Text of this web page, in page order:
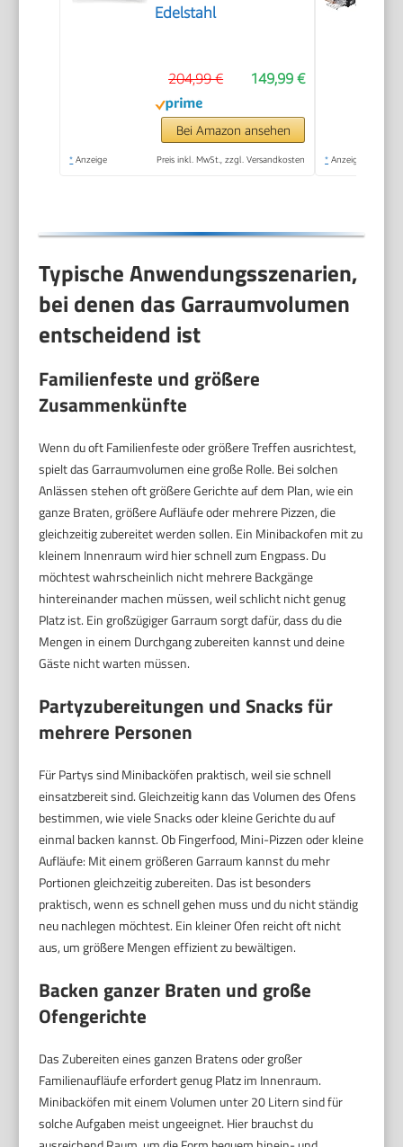
Edelstahl
149,99 €
204,99 €
Bei Amazon ansehen
* Anzeige Preis inkl. MwSt., zzgl. Versandkosten * Anzeige
Typische Anwendungsszenarien,
bei denen das Garraumvolumen
entscheidend ist
Familienfeste und größere
Zusammenkünfte
Wenn du oft Familienfeste oder größere Treffen ausrichtest,
spielt das Garraumvolumen eine große Rolle. Bei solchen
Anlässen stehen oft größere Gerichte auf dem Plan, wie ein
ganze Braten, größere Aufläufe oder mehrere Pizzen, die
gleichzeitig zubereitet werden sollen. Ein Minibackofen mit zu
kleinem Innenraum wird hier schnell zum Engpass. Du
möchtest wahrscheinlich nicht mehrere Backgänge
hintereinander machen müssen, weil schlicht nicht genug
Platz ist. Ein großzügiger Garraum sorgt dafür, dass du die
Mengen in einem Durchgang zubereiten kannst und deine
Gäste nicht warten müssen.
Partyzubereitungen und Snacks für
mehrere Personen
Für Partys sind Minibacköfen praktisch, weil sie schnell
einsatzbereit sind. Gleichzeitig kann das Volumen des Ofens
bestimmen, wie viele Snacks oder kleine Gerichte du auf
einmal backen kannst. Ob Fingerfood, Mini-Pizzen oder kleine
Aufläufe: Mit einem größeren Garraum kannst du mehr
Portionen gleichzeitig zubereiten. Das ist besonders
praktisch, wenn es schnell gehen muss und du nicht ständig
neu nachlegen möchtest. Ein kleiner Ofen reicht oft nicht
aus, um größere Mengen effizient zu bewältigen.
Backen ganzer Braten und große
Ofengerichte
Das Zubereiten eines ganzen Bratens oder großer
Familienaufläufe erfordert genug Platz im Innenraum.
Minibacköfen mit einem Volumen unter 20 Litern sind für
solche Aufgaben meist ungeeignet. Hier brauchst du